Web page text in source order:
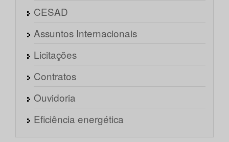
CESAD
Assuntos Internacionais
Licitações
Contratos
Ouvidoria
Eficiência energética